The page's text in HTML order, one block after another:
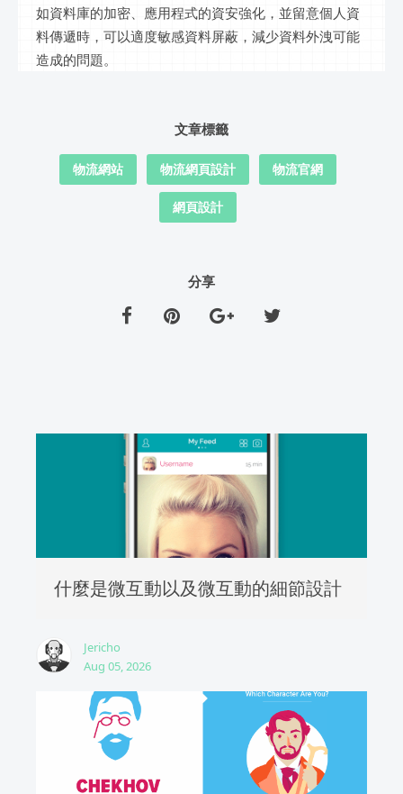
如資料庫的加密、應用程式的資安強化，並留意個人資
料傳遞時，可以適度敏感資料屏蔽，減少資料外洩可能
造成的問題。
文章標籤
物流網站 物流網頁設計 物流官網
網頁設計
分享
什麼是微互動以及微互動的細節設計
Jericho
Aug 05, 2026